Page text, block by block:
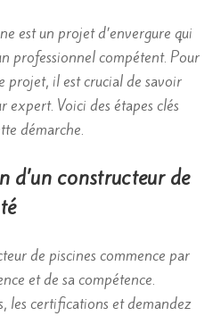
est un projet d’envergure qui
professionnel compétent. Pour
projet, il est crucial de savoir
Voici des étapes clés
démarche.
d’un constructeur de
de piscines commence par
et de sa compétence.
les certifications et demandez